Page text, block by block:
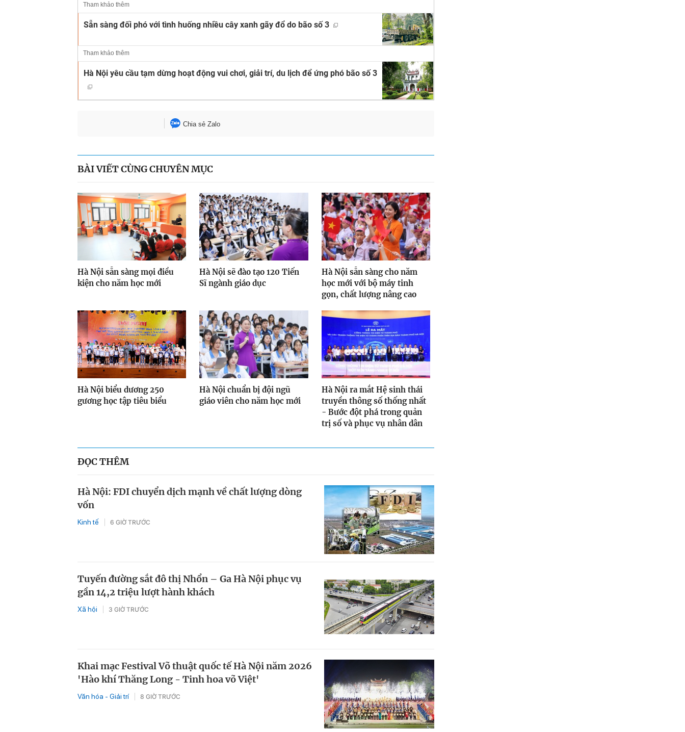
Tham khảo thêm
Sẵn sàng đối phó với tình huống nhiều cây xanh gãy đổ do bão số 3
Tham khảo thêm
Hà Nội yêu cầu tạm dừng hoạt động vui chơi, giải trí, du lịch để ứng phó bão số 3
Chia sẻ Zalo
BÀI VIẾT CÙNG CHUYÊN MỤC
Hà Nội sẵn sàng mọi điều
kiện cho năm học mới
Hà Nội sẽ đào tạo 120 Tiến
Sĩ ngành giáo dục
Hà Nội sẵn sàng cho năm
học mới với bộ máy tinh
gọn, chất lượng nâng cao
Hà Nội biểu dương 250
gương học tập tiêu biểu
Hà Nội chuẩn bị đội ngũ
giáo viên cho năm học mới
Hà Nội ra mắt Hệ sinh thái
truyền thông số thống nhất
- Bước đột phá trong quản
trị số và phục vụ nhân dân
ĐỌC THÊM
Hà Nội: FDI chuyển dịch mạnh về chất lượng dòng
vốn
Kinh tế 6 GIỜ TRƯỚC
Tuyến đường sắt đô thị Nhổn – Ga Hà Nội phục vụ
gần 14,2 triệu lượt hành khách
Xã hội 3 GIỜ TRƯỚC
Khai mạc Festival Võ thuật quốc tế Hà Nội năm 2026
'Hào khí Thăng Long - Tinh hoa võ Việt'
Văn hóa - Giải trí 8 GIỜ TRƯỚC